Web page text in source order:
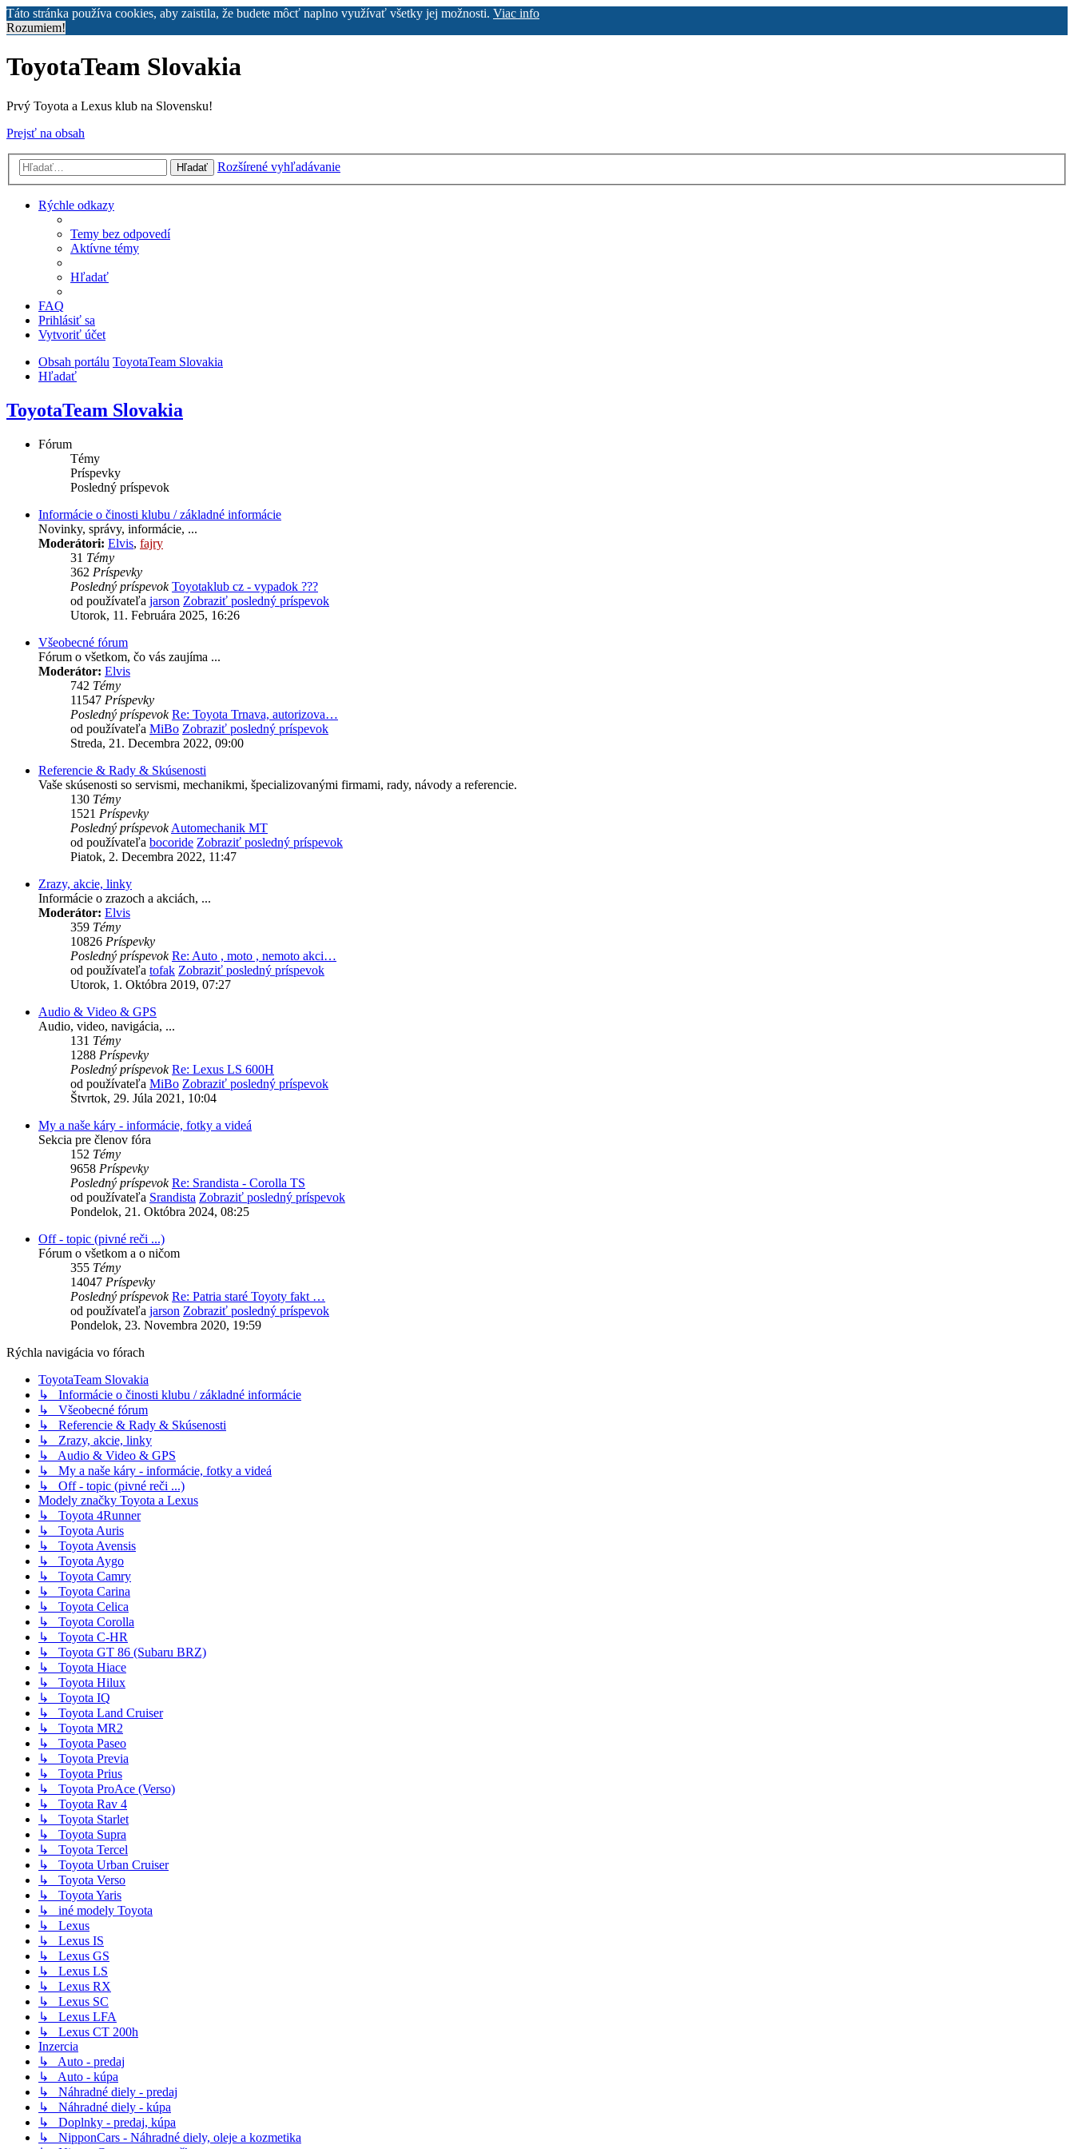
Táto stránka používa cookies, aby zaistila, že budete môcť naplno využívať všetky jej možnosti. Viac info
Rozumiem!
ToyotaTeam Slovakia
Prvý Toyota a Lexus klub na Slovensku!
Prejsť na obsah
Hľadať Rozšírené vyhľadávanie
Rýchle odkazy
Temy bez odpovedí
Aktívne témy
Hľadať
FAQ
Prihlásiť sa
Vytvoriť účet
Obsah portálu ToyotaTeam Slovakia
Hľadať
ToyotaTeam Slovakia
Fórum
Témy
Príspevky
Posledný príspevok
Informácie o činosti klubu / základné informácie
Novinky, správy, informácie, ...
Moderátori: Elvis, fajry
31 Témy
362 Príspevky
Posledný príspevok Toyotaklub cz - vypadok ???
od používateľa jarson Zobraziť posledný príspevok
Utorok, 11. Februára 2025, 16:26
Všeobecné fórum
Fórum o všetkom, čo vás zaujíma ...
Moderátor: Elvis
742 Témy
11547 Príspevky
Posledný príspevok Re: Toyota Trnava, autorizova…
od používateľa MiBo Zobraziť posledný príspevok
Streda, 21. Decembra 2022, 09:00
Referencie & Rady & Skúsenosti
Vaše skúsenosti so servismi, mechanikmi, špecializovanými firmami, rady, návody a referencie.
130 Témy
1521 Príspevky
Posledný príspevok Automechanik MT
od používateľa bocoride Zobraziť posledný príspevok
Piatok, 2. Decembra 2022, 11:47
Zrazy, akcie, linky
Informácie o zrazoch a akciách, ...
Moderátor: Elvis
359 Témy
10826 Príspevky
Posledný príspevok Re: Auto , moto , nemoto akci…
od používateľa tofak Zobraziť posledný príspevok
Utorok, 1. Októbra 2019, 07:27
Audio & Video & GPS
Audio, video, navigácia, ...
131 Témy
1288 Príspevky
Posledný príspevok Re: Lexus LS 600H
od používateľa MiBo Zobraziť posledný príspevok
Štvrtok, 29. Júla 2021, 10:04
My a naše káry - informácie, fotky a videá
Sekcia pre členov fóra
152 Témy
9658 Príspevky
Posledný príspevok Re: Srandista - Corolla TS
od používateľa Srandista Zobraziť posledný príspevok
Pondelok, 21. Októbra 2024, 08:25
Off - topic (pivné reči ...)
Fórum o všetkom a o ničom
355 Témy
14047 Príspevky
Posledný príspevok Re: Patria staré Toyoty fakt …
od používateľa jarson Zobraziť posledný príspevok
Pondelok, 23. Novembra 2020, 19:59
Rýchla navigácia vo fórach
ToyotaTeam Slovakia
↳ Informácie o činosti klubu / základné informácie
↳ Všeobecné fórum
↳ Referencie & Rady & Skúsenosti
↳ Zrazy, akcie, linky
↳ Audio & Video & GPS
↳ My a naše káry - informácie, fotky a videá
↳ Off - topic (pivné reči ...)
Modely značky Toyota a Lexus
↳ Toyota 4Runner
↳ Toyota Auris
↳ Toyota Avensis
↳ Toyota Aygo
↳ Toyota Camry
↳ Toyota Carina
↳ Toyota Celica
↳ Toyota Corolla
↳ Toyota C-HR
↳ Toyota GT 86 (Subaru BRZ)
↳ Toyota Hiace
↳ Toyota Hilux
↳ Toyota IQ
↳ Toyota Land Cruiser
↳ Toyota MR2
↳ Toyota Paseo
↳ Toyota Previa
↳ Toyota Prius
↳ Toyota ProAce (Verso)
↳ Toyota Rav 4
↳ Toyota Starlet
↳ Toyota Supra
↳ Toyota Tercel
↳ Toyota Urban Cruiser
↳ Toyota Verso
↳ Toyota Yaris
↳ iné modely Toyota
↳ Lexus
↳ Lexus IS
↳ Lexus GS
↳ Lexus LS
↳ Lexus RX
↳ Lexus SC
↳ Lexus LFA
↳ Lexus CT 200h
Inzercia
↳ Auto - predaj
↳ Auto - kúpa
↳ Náhradné diely - predaj
↳ Náhradné diely - kúpa
↳ Doplnky - predaj, kúpa
↳ NipponCars - Náhradné diely, oleje a kozmetika